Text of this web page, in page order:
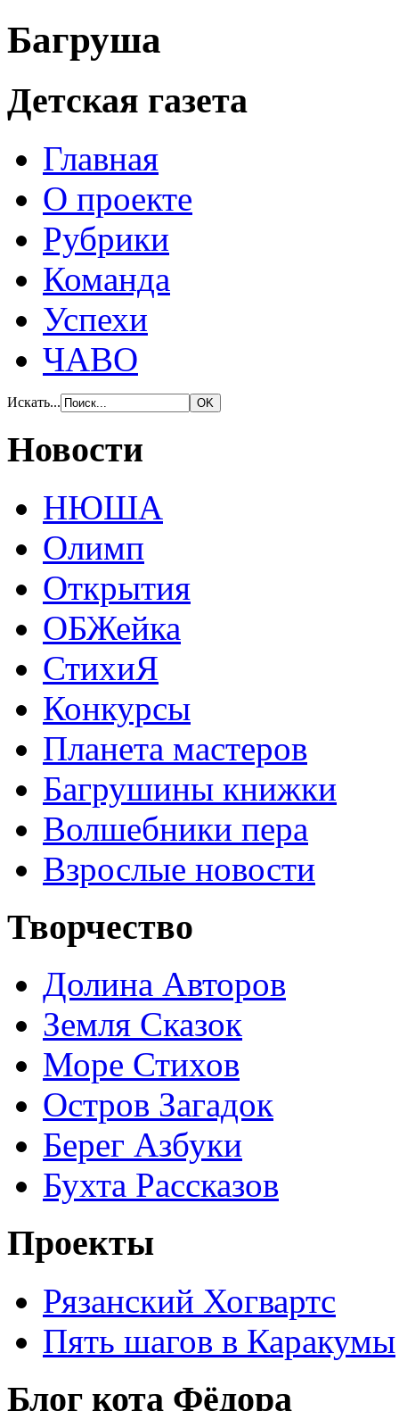
Багруша
Детская газета
Главная
О проекте
Рубрики
Команда
Успехи
ЧАВО
Искать...
Новости
НЮША
Олимп
Открытия
ОБЖейка
СтихиЯ
Конкурсы
Планета мастеров
Багрушины книжки
Волшебники пера
Взрослые новости
Творчество
Долина Авторов
Земля Сказок
Море Стихов
Остров Загадок
Берег Азбуки
Бухта Рассказов
Проекты
Рязанский Хогвартс
Пять шагов в Каракумы
Блог кота Фёдора